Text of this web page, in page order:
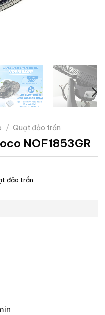
/ Quạt đảo trần
NOF1853GR
đảo trần